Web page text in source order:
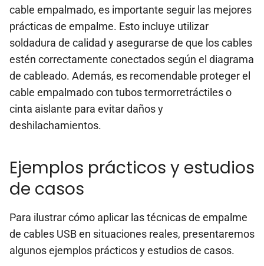
cable empalmado, es importante seguir las mejores
prácticas de empalme. Esto incluye utilizar
soldadura de calidad y asegurarse de que los cables
estén correctamente conectados según el diagrama
de cableado. Además, es recomendable proteger el
cable empalmado con tubos termorretráctiles o
cinta aislante para evitar daños y
deshilachamientos.
Ejemplos prácticos y estudios
de casos
Para ilustrar cómo aplicar las técnicas de empalme
de cables USB en situaciones reales, presentaremos
algunos ejemplos prácticos y estudios de casos.